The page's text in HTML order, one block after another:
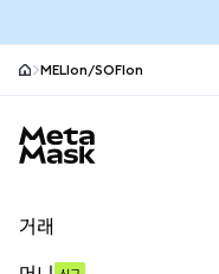
MELIon/SOFIon
거래